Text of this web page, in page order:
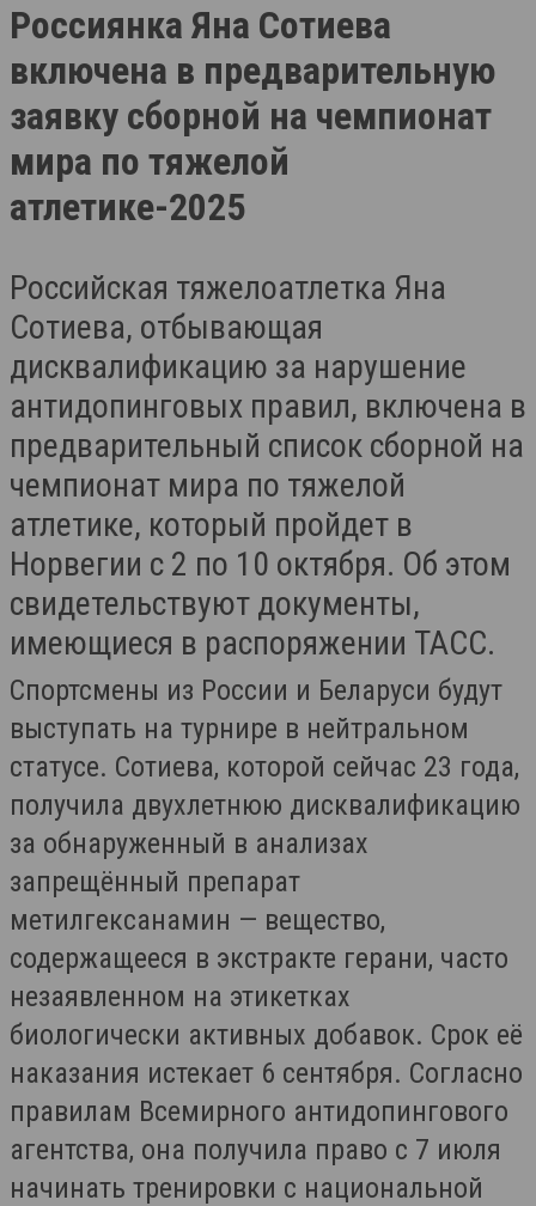
Россиянка Яна Сотиева
включена в предварительную
заявку сборной на чемпионат
мира по тяжелой
атлетике-2025
Российская тяжелоатлетка Яна
Сотиева, отбывающая
дисквалификацию за нарушение
антидопинговых правил, включена в
предварительный список сборной на
чемпионат мира по тяжелой
атлетике, который пройдет в
Норвегии с 2 по 10 октября. Об этом
свидетельствуют документы,
имеющиеся в распоряжении ТАСС.
Спортсмены из России и Беларуси будут
выступать на турнире в нейтральном
статусе. Сотиева, которой сейчас 23 года,
получила двухлетнюю дисквалификацию
за обнаруженный в анализах
запрещённый препарат
метилгексанамин — вещество,
содержащееся в экстракте герани, часто
незаявленном на этикетках
биологически активных добавок. Срок её
наказания истекает 6 сентября. Согласно
правилам Всемирного антидопингового
агентства, она получила право с 7 июля
начинать тренировки с национальной